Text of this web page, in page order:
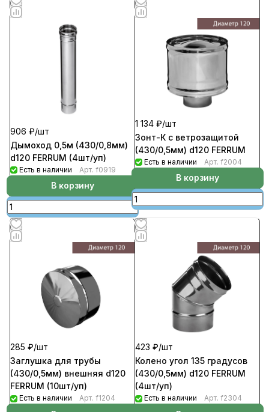
906 ₽/шт
Дымоход 0,5м (430/0,8мм)
d120 FERRUM (4шт/уп)
Есть в наличии Арт. f0919
В корзину
1 134 ₽/шт
Зонт-К с ветрозащитой
(430/0,5мм) d120 FERRUM
Есть в наличии Арт. f2004
В корзину
285 ₽/шт
Заглушка для трубы
(430/0,5мм) внешняя d120
FERRUM (10шт/уп)
Есть в наличии Арт. f1204
423 ₽/шт
Колено угол 135 градусов
(430/0,5мм) d120 FERRUM
(4шт/уп)
Есть в наличии Арт. f2304